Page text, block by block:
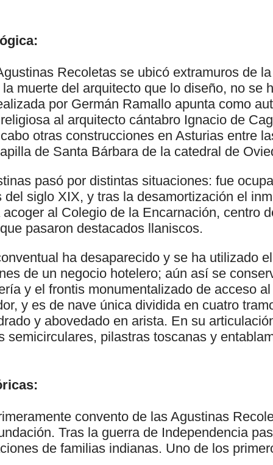
Recoletas se ubicó extramuros de
muerte del arquitecto que lo diseño, no se
por Germán Ramallo apunta como
al arquitecto cántabro Ignacio de
otras construcciones en Asturias entre
de Santa Bárbara de la catedral de
pasó por distintas situaciones: fue
del siglo XIX, y tras la desamortización el
al Colegio de la Encarnación, centro
pasaron destacados llaniscos.
ha desaparecido y se ha utilizado
de un negocio hotelero; aún así se
y el frontis monumentalizado de acceso
y es de nave única dividida en cuatro
y abovedado en arista. En su
semicirculares, pilastras toscanas y
convento de las Agustinas
Tras la guerra de Independencia
de familias indianas. Uno de los